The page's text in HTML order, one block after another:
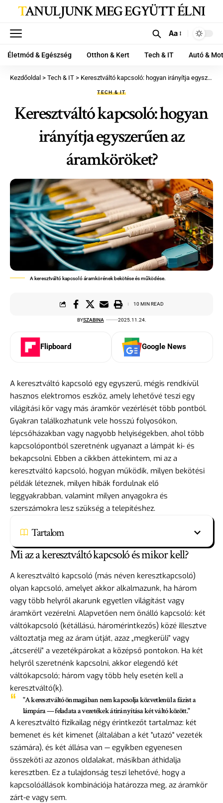
TANULJUNK MEG EGYÜTT ÉLNI
Aa
Életmód & Egészség Otthon & Kert Tech & IT Autó &
Kezdőoldal > Tech & IT > Keresztváltó kapcsoló: hogyan irányítja egyszerűen az áramköröket?
TECH & IT
Keresztváltó kapcsoló: hogyan
irányítja egyszerűen az
áramköröket?
A keresztváltó kapcsoló áramkörének bekötése és működése.
BYSZABINA 2025.11.24.
10 MIN READ
Flipboard Google News
A keresztváltó kapcsoló egy egyszerű, mégis rendkívül
hasznos elektromos eszköz, amely lehetővé teszi egy
világítási kör vagy más áramkör vezérlését több pontból.
Gyakran találkozhatunk vele hosszú folyosókon,
lépcsőházakban vagy nagyobb helyiségekben, ahol több
kapcsolópontból szeretnénk ugyanazt a lámpát ki- és
bekapcsolni. Ebben a cikkben áttekintem, mi az a
keresztváltó kapcsoló, hogyan működik, milyen bekötési
példák léteznek, milyen hibák fordulnak elő
leggyakrabban, valamint milyen anyagokra és
szerszámokra lesz szükség a telepítéshez.
Tartalom
Mi az a keresztváltó kapcsoló és mikor kell?
A keresztváltó kapcsoló (más néven keresztkapcsoló)
olyan kapcsoló, amelyet akkor alkalmazunk, ha három
vagy több helyről akarunk egyetlen világítást vagy
áramkört vezérelni. Alapvetően nem önálló kapcsoló: két
váltókapcsoló (kétállású, háromérintkezős) közé illesztve
változtatja meg az áram útját, azaz „megkerüli” vagy
„átcseréli” a vezetékpárokat a középső pontokon. Ha két
helyről szeretnénk kapcsolni, akkor elegendő két
váltókapcsoló; három vagy több hely esetén kell a
keresztváltó(k).
"A keresztváltó önmagában nem kapcsolja közvetlenül a fázist a
lámpára — feladata a vezetékek átirányítása két váltó között."
A keresztváltó fizikailag négy érintkezőt tartalmaz: két
bemenet és két kimenet (általában a két "utazó" vezeték
számára), és két állása van — egyikben egyenesen
összeköti az azonos oldalakat, másikban áthidalja
keresztben. Ez a tulajdonság teszi lehetővé, hogy a
kapcsolóállások kombinációja határozza meg, az áramkör
zárt-e vagy sem.